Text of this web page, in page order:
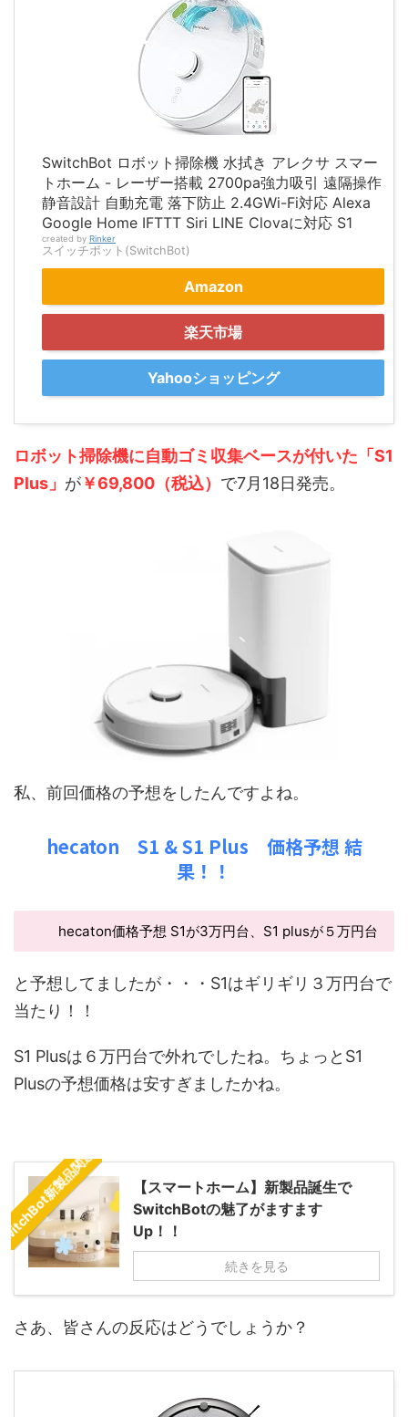
SwitchBot ロボット掃除機 水拭き アレクサ スマー
トホーム - レーザー搭載 2700pa強力吸引 遠隔操作
静音設計 自動充電 落下防止 2.4GWi-Fi対応 Alexa
Google Home IFTTT Siri LINE Clovaに対応 S1
created by Rinker
スイッチボット(SwitchBot)
Amazon
楽天市場
Yahooショッピング
ロボット掃除機に自動ゴミ収集ベースが付いた「S1
Plus」 が￥69,800（税込） で7月18日発売。
私、前回価格の予想をしたんですよね。
hecaton S1 & S1 Plus 価格予想 結
果！！
hecaton価格予想 S1が3万円台、S1 plusが５万円台
と予想してましたが・・・S1はギリギリ３万円台で
当たり！！
S1 Plusは６万円台で外れでしたね。ちょっとS1
Plusの予想価格は安すぎましたかね。
新製品関連記事
【スマートホーム】新製品誕生で
SwitchBotの魅了がますます
Up！！
続きを見る
さあ、皆さんの反応はどうでしょうか？